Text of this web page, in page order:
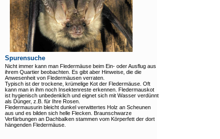
Zoogehege
Heide im Bot. Garten
Naturlehrpfade
Bücher und Broschüren
Informationstafeln
Besucherlenkung
Lebensräume
Arten
Spurensuche
Nicht immer kann man Fledermäuse beim Ein- oder Ausflug aus
ihrem Quartier beobachten. Es gibt aber Hinweise, die die
Anwesenheit von Fledermäusen verraten.
Typisch ist der trockene, krümelige Kot der Fledermäuse. Oft
kann man in ihm noch Insektenreste erkennen. Fledermauskot
ist hygienisch unbedenklich und eignet sich mit Wasser verdünnt
als Dünger, z.B. für Ihre Rosen.
Fledermausurin bleicht dunkel verwittertes Holz an Scheunen
aus und es bilden sich helle Flecken. Braunschwarze
Verfärbungen an Dachbalken stammen vom Körperfett der dort
hängenden Fledermäuse.